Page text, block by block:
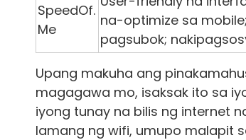
SpeedOf.
Me
na-optimize sa
pagsubok;
Upang makuha ang
magagawa mo, isaksak ito sa
iyong tunay na bilis ng internet
lamang ng wifi, umupo malapit